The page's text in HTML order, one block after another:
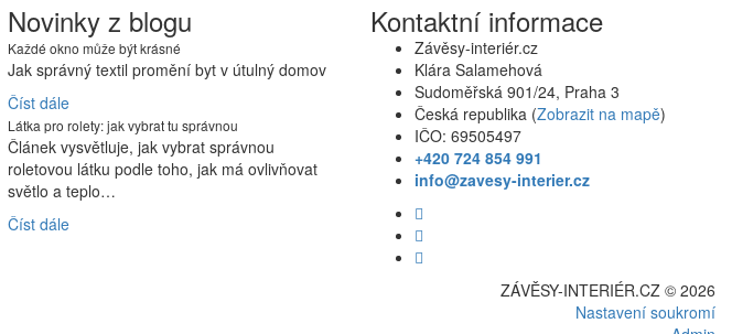
Novinky z blogu
Každé okno může být krásné
Jak správný textil promění byt v útulný domov
Číst dále
Látka pro rolety: jak vybrat tu správnou
Článek vysvětluje, jak vybrat správnou
roletovou látku podle toho, jak má ovlivňovat
světlo a teplo…
Číst dále
Kontaktní informace
Závěsy-interiér.cz
Klára Salamehová
Sudoměřská 901/24, Praha 3
Česká republika (Zobrazit na mapě)
IČO: 69505497
+420 724 854 991
info@zavesy-interier.cz
ZÁVĚSY-INTERIÉR.CZ © 2026
Nastavení soukromí